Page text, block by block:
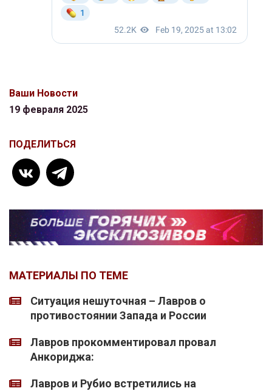
Ваши Новости
19 февраля 2025
ПОДЕЛИТЬСЯ
МАТЕРИАЛЫ ПО ТЕМЕ
Ситуация нешуточная – Лавров о
противостоянии Запада и России
Лавров прокомментировал провал
Анкориджа:
Лавров и Рубио встретились на